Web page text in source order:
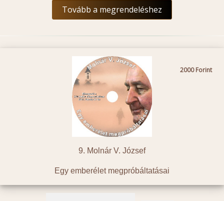
Tovább a megrendeléshez
9. Molnár V. József
Egy emberélet megpróbáltatásai
2000